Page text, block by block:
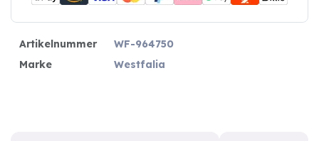
Artikelnummer
WF-964750
Marke
Westfalia